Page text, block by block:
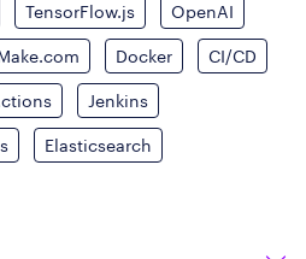
TensorFlow.js OpenAI
Docker CI/CD
Jenkins
Elasticsearch